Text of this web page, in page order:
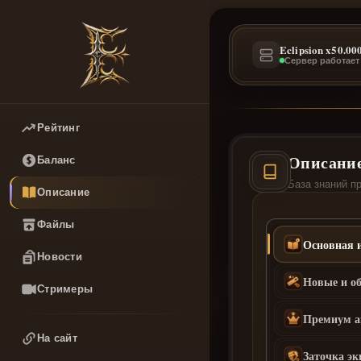
Рейтинг
Баланс
Описание
Файлы
Новости
Стримеры
На сайт
Eclipsion
Сервер работает
База знаний
Основная
Новые и
Премиум
Заточка